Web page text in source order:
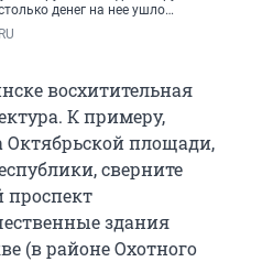
денег на нее ушло…
восхитительная
К примеру,
Октябрьской площади,
сверните
здания
(в районе Охотного